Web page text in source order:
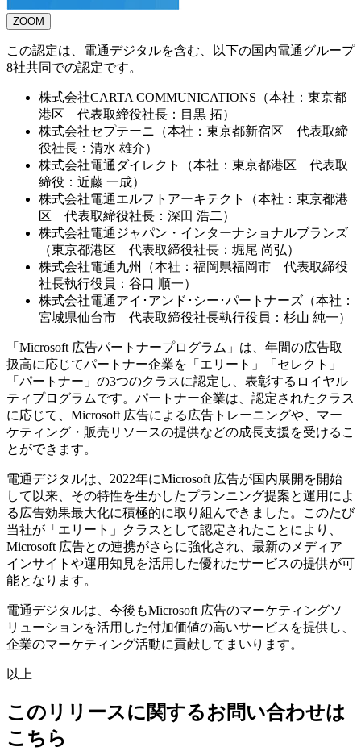
ZOOM
この認定は、電通デジタルを含む、以下の国内電通グループ
8社共同での認定です。
株式会社CARTA COMMUNICATIONS（本社：東京都
港区 代表取締役社長：目黒 拓）
株式会社セプテーニ（本社：東京都新宿区 代表取締
役社長：清水 雄介）
株式会社電通ダイレクト（本社：東京都港区 代表取
締役：近藤 一成）
株式会社電通エルフトアーキテクト（本社：東京都港
区 代表取締役社長：深田 浩二）
株式会社電通ジャパン・インターナショナルブランズ
（東京都港区 代表取締役社長：堀尾 尚弘）
株式会社電通九州（本社：福岡県福岡市 代表取締役
社長執行役員：谷口 順一）
株式会社電通アイ･アンド･シー･パートナーズ（本社：
宮城県仙台市 代表取締役社長執行役員：杉山 純一）
「Microsoft 広告パートナープログラム」は、年間の広告取
扱高に応じてパートナー企業を「エリート」「セレクト」
「パートナー」の3つのクラスに認定し、表彰するロイヤル
ティプログラムです。パートナー企業は、認定されたクラス
に応じて、Microsoft 広告による広告トレーニングや、マー
ケティング・販売リソースの提供などの成長支援を受けるこ
とができます。
電通デジタルは、2022年にMicrosoft 広告が国内展開を開始
して以来、その特性を生かしたプランニング提案と運用によ
る広告効果最大化に積極的に取り組んできました。このたび
当社が「エリート」クラスとして認定されたことにより、
Microsoft 広告との連携がさらに強化され、最新のメディア
インサイトや運用知見を活用した優れたサービスの提供が可
能となります。
電通デジタルは、今後もMicrosoft 広告のマーケティングソ
リューションを活用した付加価値の高いサービスを提供し、
企業のマーケティング活動に貢献してまいります。
以上
このリリースに関するお問い合わせは
こちら